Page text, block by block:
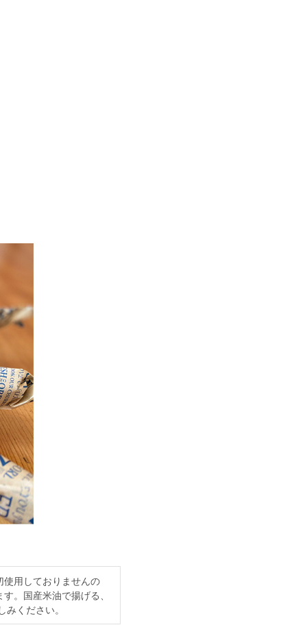
用しておりませんの
。国産米油で揚げる、
ください。